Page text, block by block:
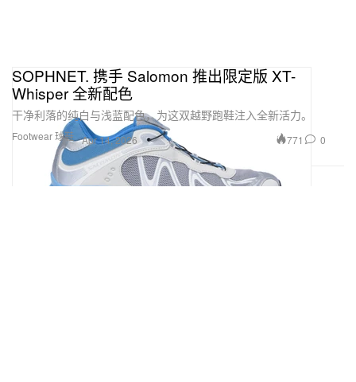
Footwear 球鞋
SOPHNET. 携手 Salomon 推出限定版 XT-
Whisper 全新配色
干净利落的纯白与浅蓝配色，为这双越野跑鞋注入全新活力。
Apr 14, 2026 771 0